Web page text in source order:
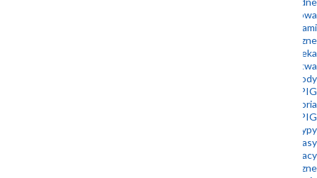
Współpraca międzynarodowa
Współpraca z samorządami
Muzeum Geologiczne
Biblioteka
Wydawnictwa
Nagrody
Złota Odznaka PIG
Historia
Stowarzyszenie Emerytowanych Pracowników PIG
Logotypy
Dla prasy
Oferty pracy
Zamówienia publiczne